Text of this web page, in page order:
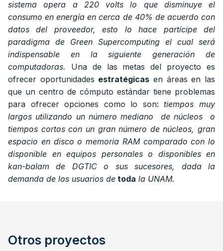
sistema opera a 220 volts lo que disminuye el
consumo en energía en cerca de 40% de acuerdo con
datos del proveedor, esto lo hace partícipe del
paradigma de Green Supercomputing el cual será
indispensable en la siguiente generación de
computadoras. Una de las metas del proyecto es
ofrecer oportunidades estratégicas en áreas en las
que un centro de cómputo estándar tiene problemas
para ofrecer opciones como lo son:tiempos muy
largos utilizando un número mediano de núcleos o
tiempos cortos con un gran número de núcleos, gran
espacio en disco o memoria RAM comparado con lo
disponible en equipos personales o disponibles en
kan-balam de DGTIC o sus sucesores, dada la
demanda de los usuarios de toda la UNAM.
Otros proyectos